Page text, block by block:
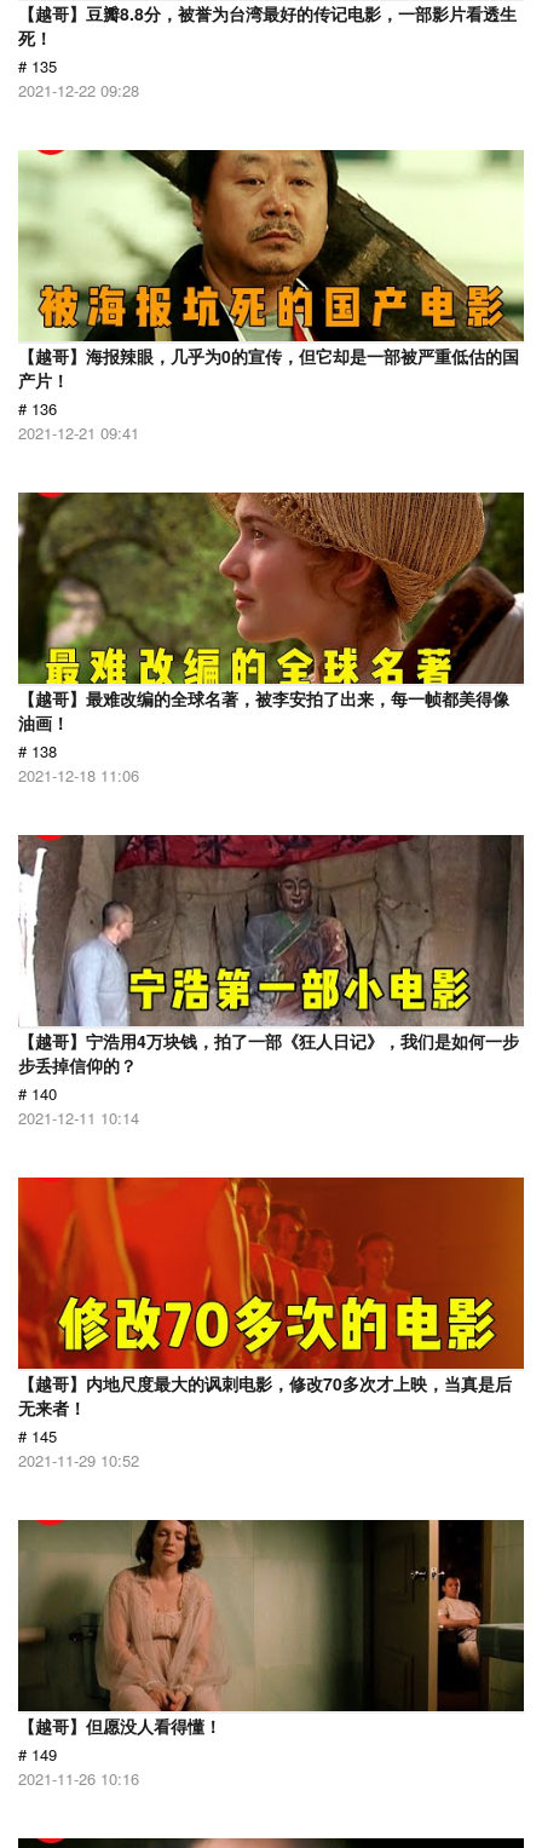
【越哥】豆瓣8.8分，被誉为台湾最好的传记电影，一部影片看透生
死！
# 135
2021-12-22 09:28
【越哥】海报辣眼，几乎为0的宣传，但它却是一部被严重低估的国
产片！
# 136
2021-12-21 09:41
【越哥】最难改编的全球名著，被李安拍了出来，每一帧都美得像
油画！
# 138
2021-12-18 11:06
【越哥】宁浩用4万块钱，拍了一部《狂人日记》，我们是如何一步
步丢掉信仰的？
# 140
2021-12-11 10:14
【越哥】内地尺度最大的讽刺电影，修改70多次才上映，当真是后
无来者！
# 145
2021-11-29 10:52
【越哥】但愿没人看得懂！
# 149
2021-11-26 10:16